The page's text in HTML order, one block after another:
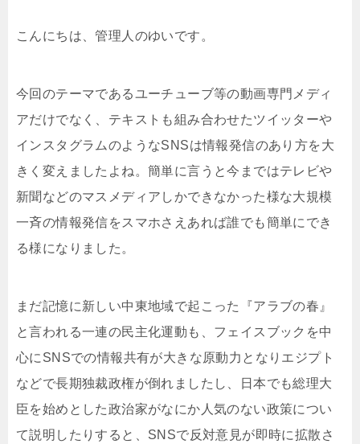
こんにちは、管理人のゆいです。
今回のテーマであるユーチューブ等の動画専門メディ
アだけでなく、テキストも組み合わせたツイッターや
インスタグラムのようなSNSは情報発信のあり方を大
きく変えましたよね。簡単に言うと今まではテレビや
新聞などのマスメディアしかできなかった様な大規模
一斉の情報発信をスマホさえあれば誰でも簡単にでき
る様になりました。
まだ記憶に新しい中東地域で起こった『アラブの春』
と言われる一連の民主化運動も、フェイスブックを中
心にSNSでの情報共有が大きな原動力となりエジプト
などで長期独裁政権が倒れましたし、日本でも総理大
臣を始めとした政治家がなにか人気のない政策につい
て説明したりすると、SNSで反対意見が即時に拡散さ